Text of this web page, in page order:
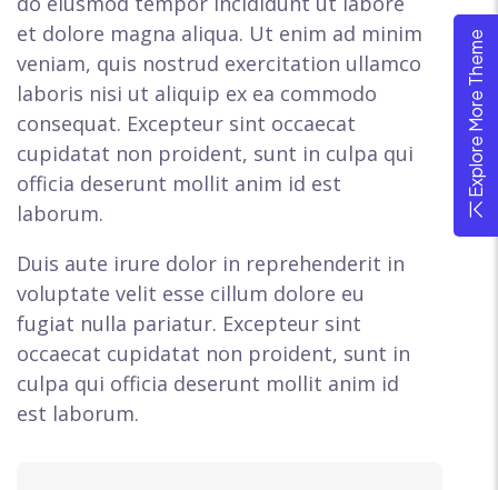
et dolore magna aliqua. Ut enim ad minim
veniam, quis nostrud exercitation ullamco
laboris nisi ut aliquip ex ea commodo
consequat. Excepteur sint occaecat
cupidatat non proident, sunt in culpa qui
officia deserunt mollit anim id est
laborum.
Duis aute irure dolor in reprehenderit in
voluptate velit esse cillum dolore eu
fugiat nulla pariatur. Excepteur sint
occaecat cupidatat non proident, sunt in
culpa qui officia deserunt mollit anim id
est laborum.
Explore More Theme